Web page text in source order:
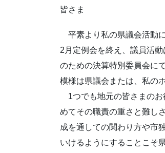
皆さま
平素より私の県議会活動
2月定例会を終え、議員活
のための決算特別委員会に
模様は県議会または、私の
1つでも地元の皆さまのお
めてその職責の重さと難し
成を通しての関わり方や市
いけるようにすることこそ